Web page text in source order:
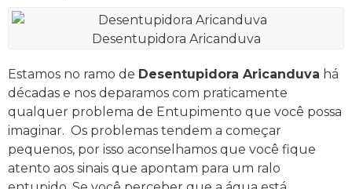
Desentupidora Aricanduva
Estamos no ramo de Desentupidora Aricanduva há
décadas e nos deparamos com praticamente
qualquer problema de Entupimento que você possa
imaginar. Os problemas tendem a começar
pequenos, por isso aconselhamos que você fique
atento aos sinais que apontam para um ralo